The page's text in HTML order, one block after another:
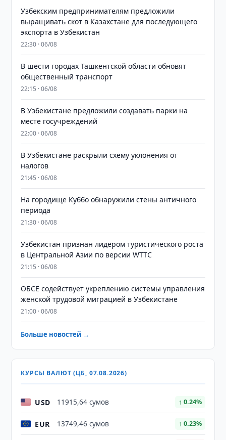
Узбекским предпринимателям предложили
выращивать скот в Казахстане для последующего
экспорта в Узбекистан
22:30 · 06/08
В шести городах Ташкентской области обновят
общественный транспорт
22:15 · 06/08
В Узбекистане предложили создавать парки на
месте госучреждений
22:00 · 06/08
В Узбекистане раскрыли схему уклонения от
налогов
21:45 · 06/08
На городище Куббо обнаружили стены античного
периода
21:30 · 06/08
Узбекистан признан лидером туристического роста
в Центральной Азии по версии WTTC
21:15 · 06/08
ОБСЕ содействует укреплению системы управления
женской трудовой миграцией в Узбекистане
21:00 · 06/08
Больше новостей →
КУРСЫ ВАЛЮТ (ЦБ, 07.08.2026)
USD 11915,64 сумов ↑ 0.24%
EUR 13749,46 сумов ↑ 0.23%